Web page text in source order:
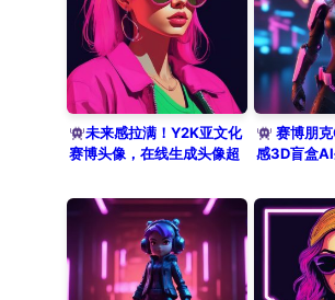
clean, bold outlines. Her
detailed violet eyes seem
reflect digital code. Soft
lighting mixed with neon
reflections creates a high-
contrast, trendy, and
high-detail aesthetic.
未来感拉满！Y2K亚文化
赛博头像，在线生成头像超
赛博朋
感3D盲盒